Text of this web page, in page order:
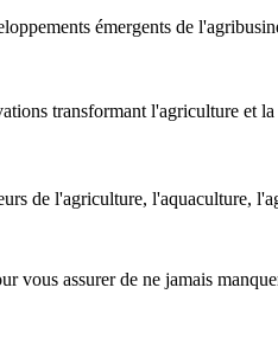
émergents de
transformant l'agriculture et
de l'agriculture, l'aquaculture,
vous assurer de ne jamais